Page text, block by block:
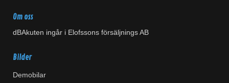
Om oss
dBAkuten ingår i Elofssons försäljnings AB
Bilder
Demobilar